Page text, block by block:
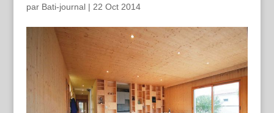
par Bati-journal| 22 Oct 2014